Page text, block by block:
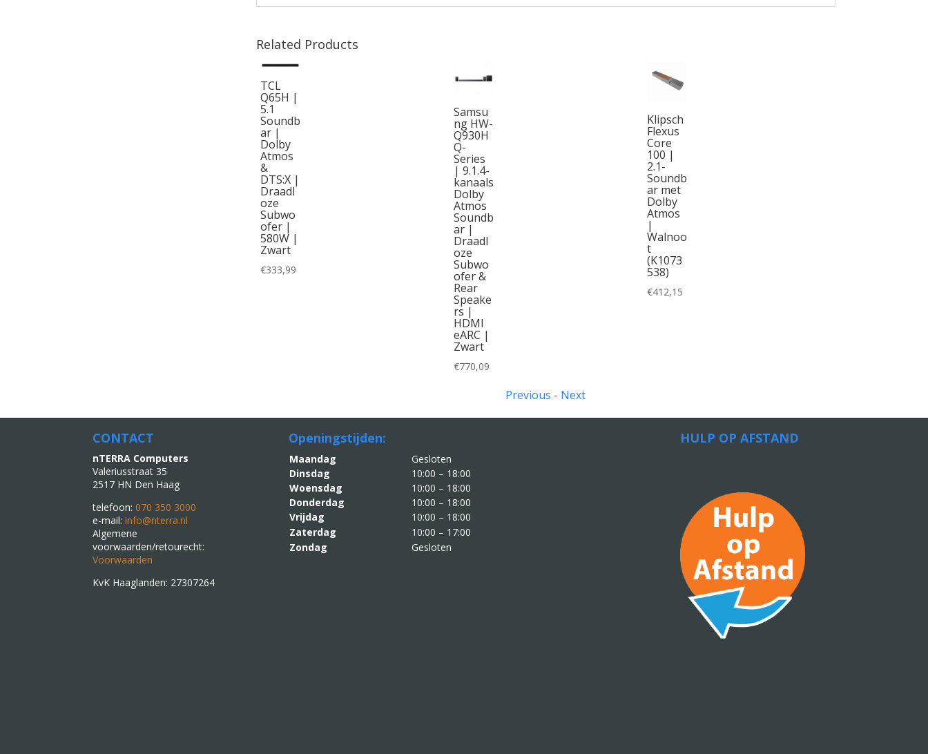
Related Products
TCL
Q65H |
5.1
Soundb
ar |
Dolby
Atmos
&
DTS:X |
Draadl
oze
Subwo
ofer |
580W |
Zwart
€333,99
Samsu
ng HW-
Q930H
Q-
Series
| 9.1.4-
kanaals
Dolby
Atmos
Soundb
ar |
Draadl
oze
Subwo
ofer &
Rear
Speake
rs |
HDMI
eARC |
Zwart
€770,09
Klipsch
Flexus
Core
100 |
2.1-
Soundb
ar met
Dolby
Atmos
|
Walnoo
t
(K1073
538)
€412,15
Previous - Next
CONTACT
nTERRA Computers
Valeriusstraat 35
2517 HN Den Haag
telefoon:070 350 3000
e-mail:info@nterra.nl
Algemene
voorwaarden/retourecht:
Voorwaarden
KvK Haaglanden: 27307264
Openingstijden:
Maandag
Gesloten
Dinsdag
10:00 – 18:00
Woensdag
10:00 – 18:00
Donderdag
10:00 – 18:00
Vrijdag
10:00 – 18:00
Zaterdag
10:00 – 17:00
Zondag
Gesloten
HULP OP AFSTAND